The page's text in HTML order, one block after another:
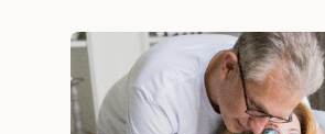
Телефон
+7 (495) 473-43-